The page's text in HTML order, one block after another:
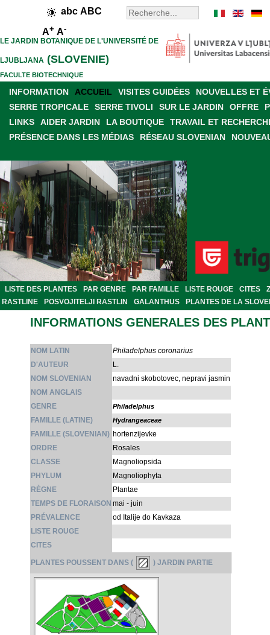
abc ABC
A+ A-
LE JARDIN BOTANIQUE DE L'UNIVERSITÉ DE
LJUBLJANA (SLOVENIE)
FACULTE BIOTECHNIQUE
INFORMATION ACCUEIL VISITES GUIDÉES
NOUVELLES ET
SERRE TROPICALE
SERRE TIVOLI SUR LE JARDIN OFFRE
LINKS
AIDER JARDIN LA BOUTIQUE
TRAVAIL ET
PRÉSENCE DANS LES MÉDIAS
RÉSEAU SLOVENIAN
LISTE DES PLANTES PAR GENRE PAR FAMILLE LISTE ROUGE CITES
RASTLINE
POSVOJITELJI RASTLIN GALANTHUS PLANTES DE LA
INFORMATIONS GENERALES DES
NOM LATIN
Philadelphus coronarius
D'AUTEUR
L.
NOM SLOVENIAN
navadni skobotovec, nepravi jasmin
NOM ANGLAIS
GENRE
Philadelphus
FAMILLE (LATINE) Hydrangeaceae
FAMILLE (SLOVENIAN) hortenzijevke
ORDRE
Rosales
CLASSE
Magnoliopsida
PHYLUM
Magnoliophyta
RÈGNE
Plantae
TEMPS DE FLORAISON mai - juin
PRÉVALENCE
od Italije do Kavkaza
LISTE ROUGE
CITES
PLANTES POUSSENT DANS ( ) JARDIN PARTIE